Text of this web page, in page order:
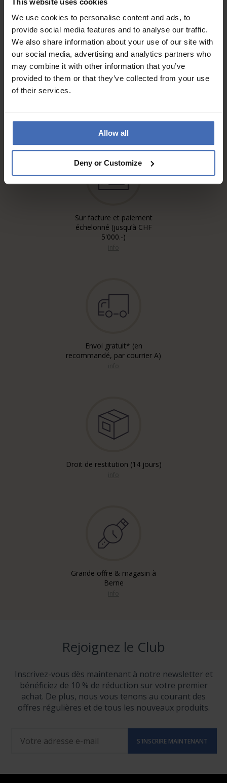
We use cookies to personalise content and ads, to
provide social media features and to analyse our traffic.
We also share information about your use of our site with
our social media, advertising and analytics partners who
may combine it with other information that you’ve
provided to them or that they’ve collected from your use
of their services.
Allow all
Deny or Customize
A must have! I simply love it!
AUX AVIS DES CLIENTS
Sur facture et paiement
échelonné (jusqu’à CHF
5'000.-)
Envoi gratuit* (en
recommandé, par courrier A)
Droit de restitution (14 jours)
Grande offre & magasin à
Berne
Rejoignez le Club
Inscrivez-vous dès maintenant à notre newsletter et
bénéficiez de 10 % de réduction sur votre premier
achat. De plus, nous vous tenons au courant des
offres régulières et de tous les nouveaux produits.